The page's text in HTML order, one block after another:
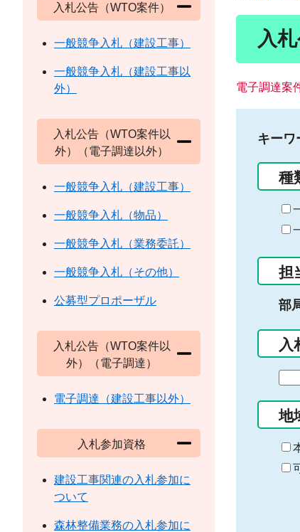
入
電子調達案
キーワ
種
担
部
入
の
始
ま
り
地
入札公告（WTO案件）
一般競争入札（建設工事）
一般競争入札（建設工事以
外）
入札公告（WTO案件以
外）（電子調達以外）
一般競争入札（建設工事）
一般競争入札（物品）
一般競争入札（業務委託）
一般競争入札（その他）
公募型プロポーザル
入札公告（WTO案件以
外）（電子調達）
電子調達（建設工事以外）
入札参加資格
建設工事関連の入札参加に
ついて
森林整備業務の入札参加に